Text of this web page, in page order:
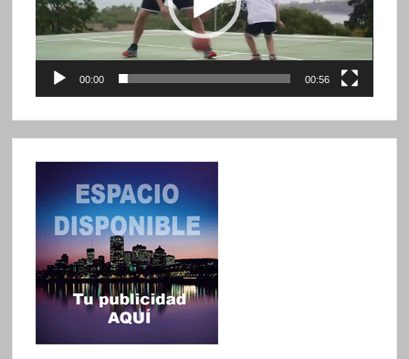
00:00 00:56